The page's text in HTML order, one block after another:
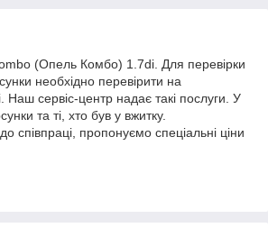
(Опель Комбо) 1.7di. Для перевірки
необхідно перевірити на
Наш сервіс-центр надає такі послуги. У
та ті, хто був у вжитку.
співпраці, пропонуємо спеціальні ціни